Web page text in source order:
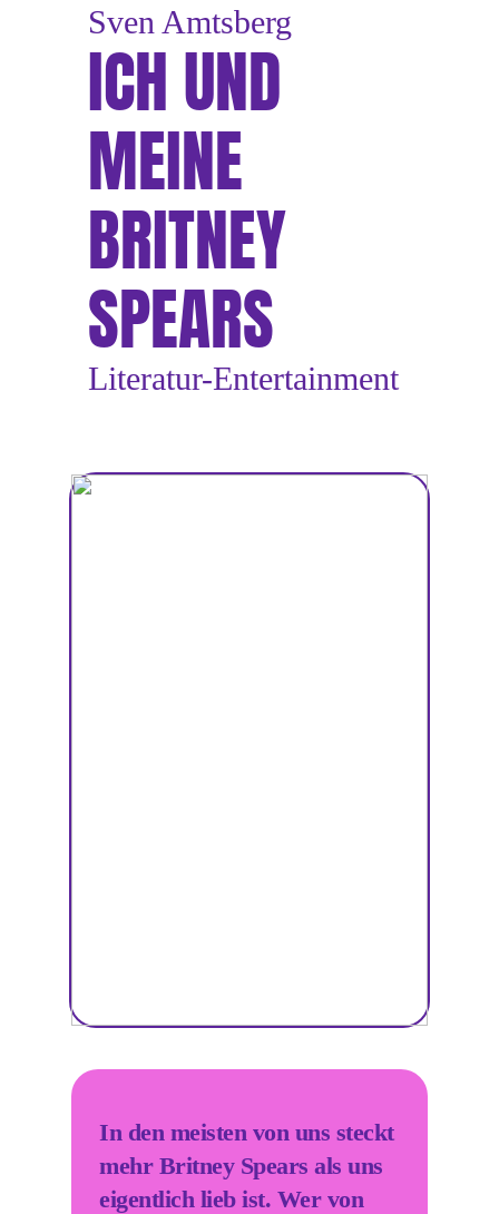
Sven Amtsberg
ICH UND
MEINE
BRITNEY
SPEARS
Literatur-Entertainment
In den meisten von uns steckt
mehr Britney Spears als uns
eigentlich lieb ist. Wer von